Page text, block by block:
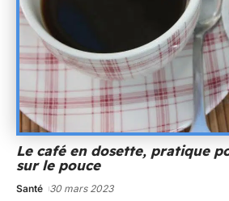
Le café en dosette, pratique
sur le pouce
Santé 30 mars 2023